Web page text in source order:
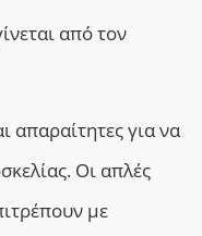
από τον
απαραίτητες για να
Οι απλές
με